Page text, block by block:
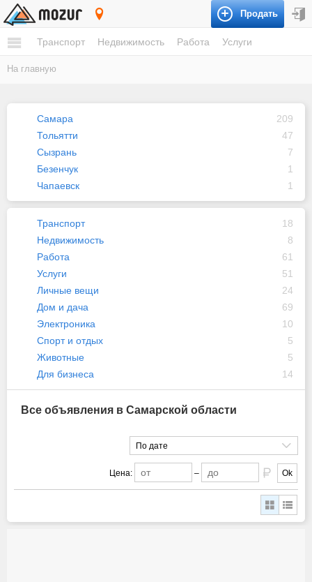
Продать
Транспорт Недвижимость Работа Услуги
На главную
Самара
209
Тольятти
47
Сызрань
7
Безенчук
1
Чапаевск
1
Транспорт
18
Недвижимость
8
Работа
61
Услуги
51
Личные вещи
24
Дом и дача
69
Электроника
10
Спорт и отдых
5
Животные
5
Для бизнеса
14
Все объявления в Самарской области
По дате
Цена: – Ok